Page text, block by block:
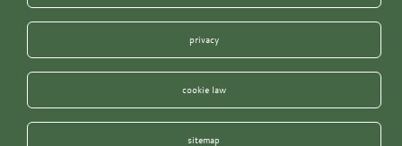
privacy
cookie law
sitemap